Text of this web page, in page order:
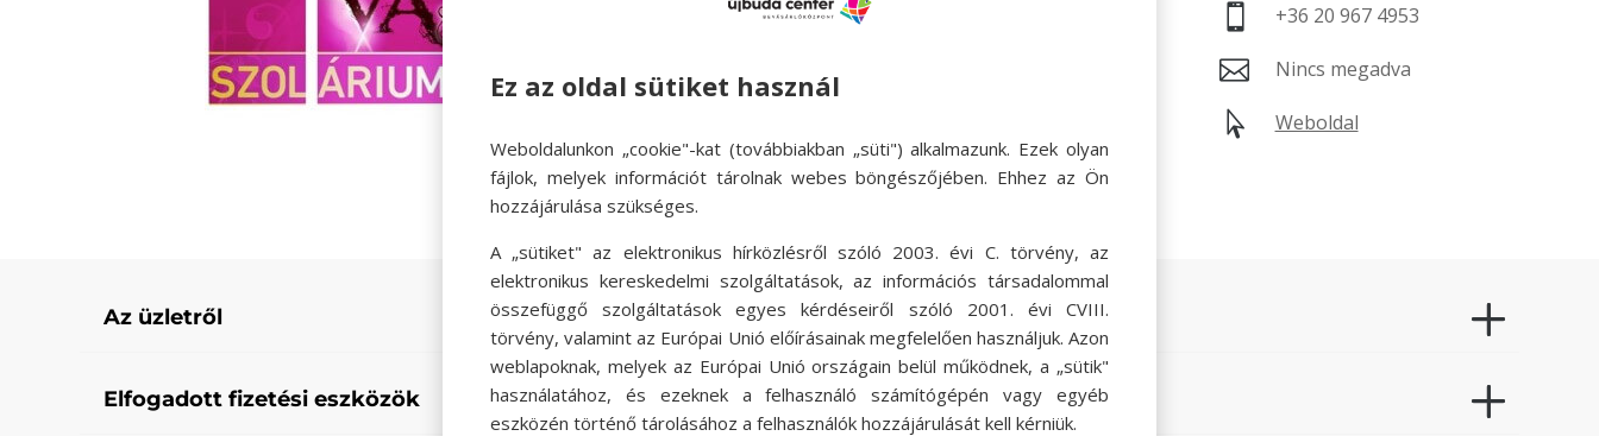
  +36 20 967 4953
 Nincs megadva
 Weboldal
Az üzletről
Elfogadott fizetési eszközök
Ez az oldal sütiket használ
Weboldalunkon „cookie"-kat (továbbiakban „süti") alkalmazunk. Ezek olyan
fájlok, melyek információt tárolnak webes böngészőjében. Ehhez az Ön
hozzájárulása szükséges.
A „sütiket" az elektronikus hírközlésről szóló 2003. évi C. törvény, az
elektronikus kereskedelmi szolgáltatások, az információs társadalommal
összefüggő szolgáltatások egyes kérdéseiről szóló 2001. évi CVIII.
törvény, valamint az Európai Unió előírásainak megfelelően használjuk. Azon
weblapoknak, melyek az Európai Unió országain belül működnek, a „sütik"
használatához, és ezeknek a felhasználó számítógépén vagy egyéb
eszközén történő tárolásához a felhasználók hozzájárulását kell kérniük.